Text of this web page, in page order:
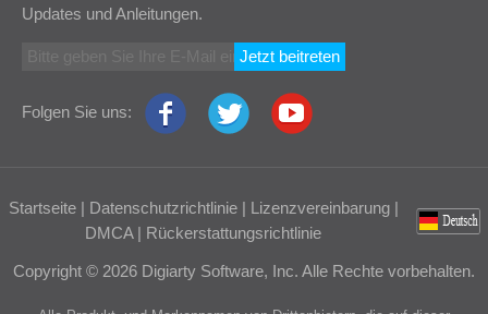
Updates und Anleitungen.
Jetzt beitreten
Folgen Sie uns:
Startseite| Datenschutzrichtlinie| Lizenzvereinbarung|
DMCA| Rückerstattungsrichtlinie
Copyright © 2026 Digiarty Software, Inc. Alle Rechte vorbehalten.